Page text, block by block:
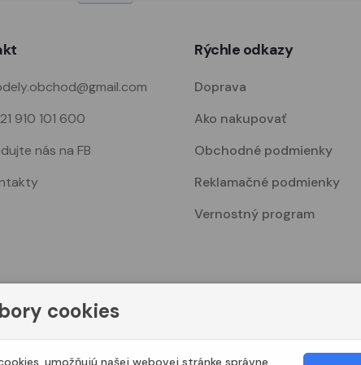
910 101 600
nás na FB
Rýchle odkazy
Doprava
Ako nakupovať
Obchodné podmienky
Reklamačné podmienky
Vernostný program
cookies
umožňujú našej webovej stránke správne